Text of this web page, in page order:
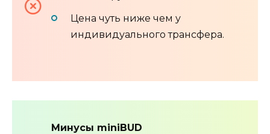
Цена чуть ниже чем у
индивидуального трансфера.
Минусы miniBUD